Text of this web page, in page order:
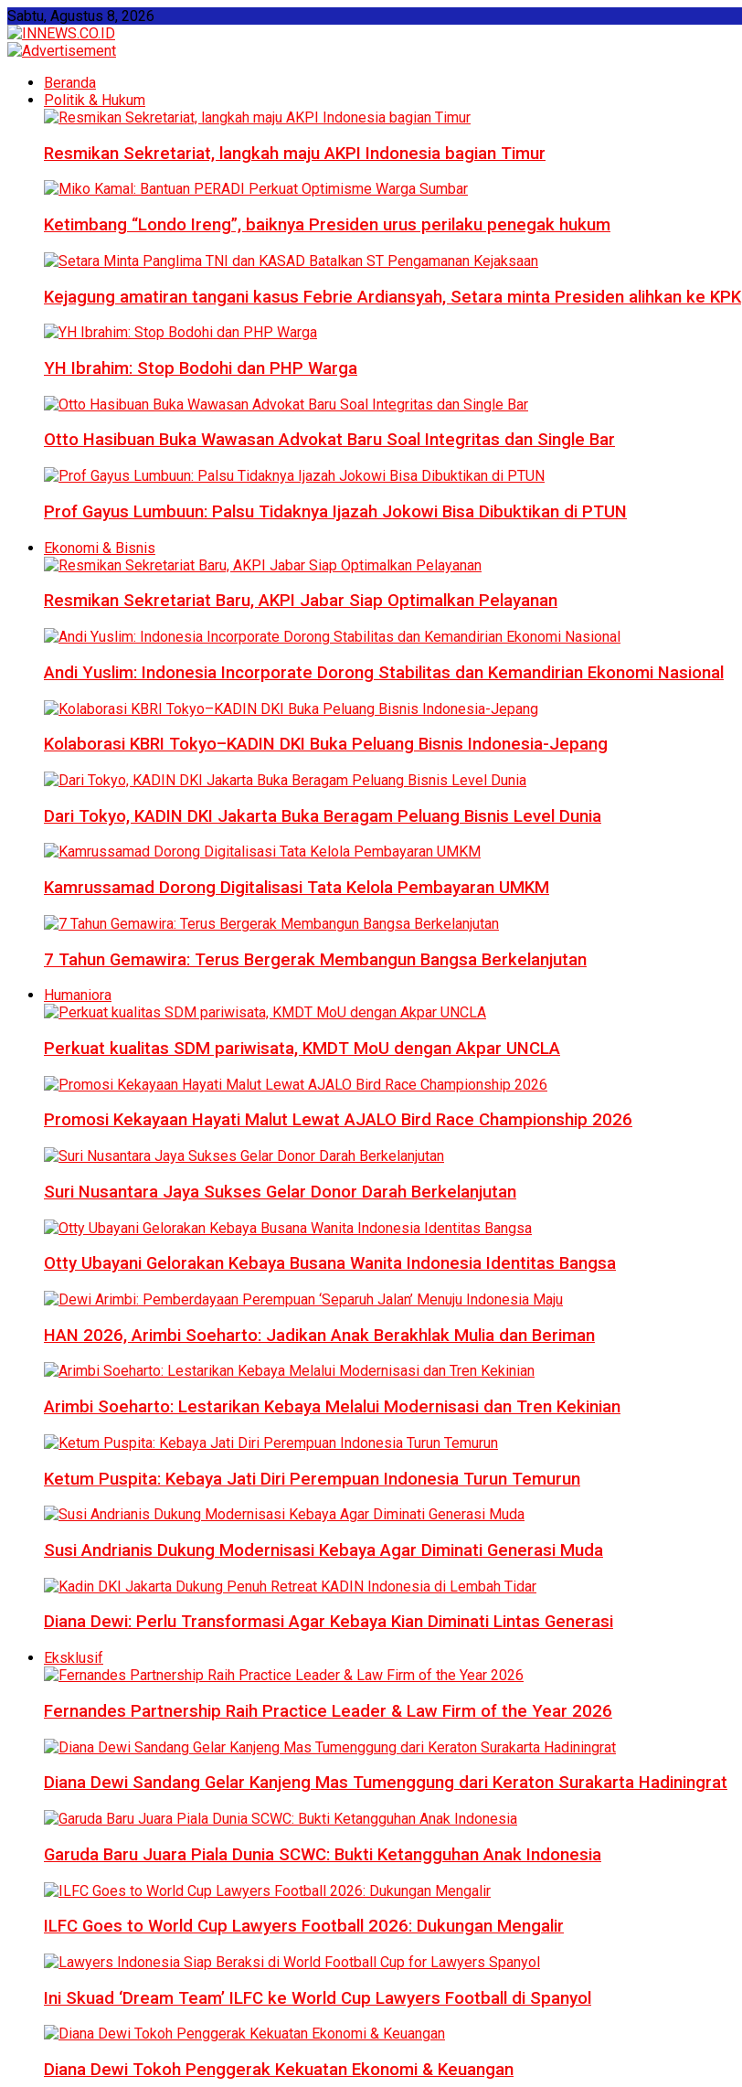
Sabtu, Agustus 8, 2026
Beranda
Politik & Hukum
Resmikan Sekretariat, langkah maju AKPI Indonesia bagian Timur
Ketimbang “Londo Ireng”, baiknya Presiden urus perilaku penegak hukum
Kejagung amatiran tangani kasus Febrie Ardiansyah, Setara minta Presiden alihkan ke KPK
YH Ibrahim: Stop Bodohi dan PHP Warga
Otto Hasibuan Buka Wawasan Advokat Baru Soal Integritas dan Single Bar
Prof Gayus Lumbuun: Palsu Tidaknya Ijazah Jokowi Bisa Dibuktikan di PTUN
Ekonomi & Bisnis
Resmikan Sekretariat Baru, AKPI Jabar Siap Optimalkan Pelayanan
Andi Yuslim: Indonesia Incorporate Dorong Stabilitas dan Kemandirian Ekonomi Nasional
Kolaborasi KBRI Tokyo–KADIN DKI Buka Peluang Bisnis Indonesia-Jepang
Dari Tokyo, KADIN DKI Jakarta Buka Beragam Peluang Bisnis Level Dunia
Kamrussamad Dorong Digitalisasi Tata Kelola Pembayaran UMKM
7 Tahun Gemawira: Terus Bergerak Membangun Bangsa Berkelanjutan
Humaniora
Perkuat kualitas SDM pariwisata, KMDT MoU dengan Akpar UNCLA
Promosi Kekayaan Hayati Malut Lewat AJALO Bird Race Championship 2026
Suri Nusantara Jaya Sukses Gelar Donor Darah Berkelanjutan
Otty Ubayani Gelorakan Kebaya Busana Wanita Indonesia Identitas Bangsa
HAN 2026, Arimbi Soeharto: Jadikan Anak Berakhlak Mulia dan Beriman
Arimbi Soeharto: Lestarikan Kebaya Melalui Modernisasi dan Tren Kekinian
Ketum Puspita: Kebaya Jati Diri Perempuan Indonesia Turun Temurun
Susi Andrianis Dukung Modernisasi Kebaya Agar Diminati Generasi Muda
Diana Dewi: Perlu Transformasi Agar Kebaya Kian Diminati Lintas Generasi
Eksklusif
Fernandes Partnership Raih Practice Leader & Law Firm of the Year 2026
Diana Dewi Sandang Gelar Kanjeng Mas Tumenggung dari Keraton Surakarta Hadiningrat
Garuda Baru Juara Piala Dunia SCWC: Bukti Ketangguhan Anak Indonesia
ILFC Goes to World Cup Lawyers Football 2026: Dukungan Mengalir
Ini Skuad ‘Dream Team’ ILFC ke World Cup Lawyers Football di Spanyol
Diana Dewi Tokoh Penggerak Kekuatan Ekonomi & Keuangan